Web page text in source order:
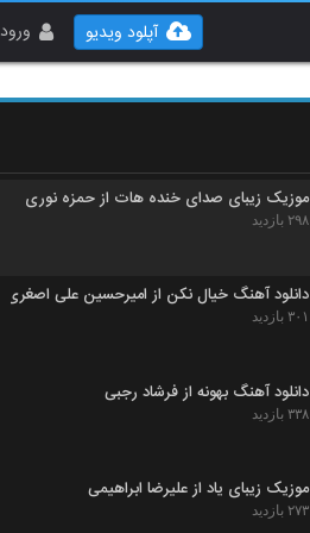
ورود آپلود ویدیو
دانلود آهنگ جدید و زیبای مهدی رجبی با نام هر
موزیک زیبای صدای خنده هات از حمزه نوری
۲۹۸ بازدید
دانلود آهنگ خیال نکن از امیرحسین علی اصغری
۳۰۱ بازدید
دانلود آهنگ بهونه از فرشاد رجبی
۳۳۸ بازدید
موزیک زیبای یاد از علیرضا ابراهیمی
۲۷۳ بازدید